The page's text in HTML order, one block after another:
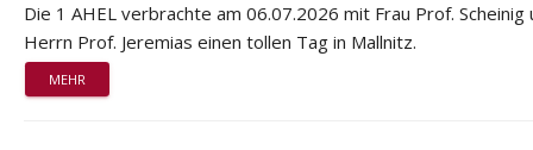
Die 1 AHEL verbrachte am 06.07.2026 mit Frau Prof. Scheinig
Herrn Prof. Jeremias einen tollen Tag in Mallnitz.
MEHR